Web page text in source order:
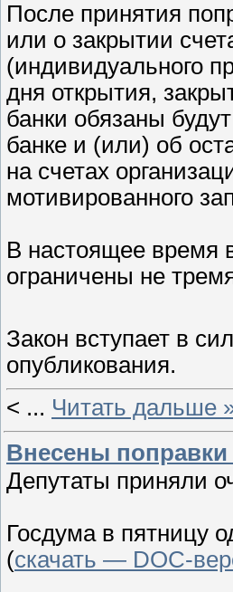
После принятия
или о закрытии
(индивидуального
дня открытия,
банки обязаны
банке и (или) об
на счетах
мотивированного
В настоящее время
ограничены не
Закон вступает в
опубликования.
< ... Читать дальше
Внесены
Депутаты приняли
Госдума в пятницу
(скачать — DOC-